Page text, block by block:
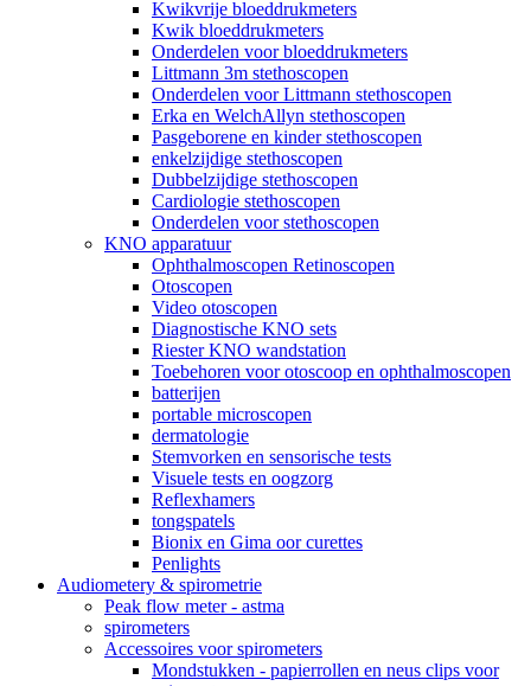
Kwikvrije bloeddrukmeters
Kwik bloeddrukmeters
Onderdelen voor bloeddrukmeters
Littmann 3m stethoscopen
Onderdelen voor Littmann stethoscopen
Erka en WelchAllyn stethoscopen
Pasgeborene en kinder stethoscopen
enkelzijdige stethoscopen
Dubbelzijdige stethoscopen
Cardiologie stethoscopen
Onderdelen voor stethoscopen
KNO apparatuur
Ophthalmoscopen Retinoscopen
Otoscopen
Video otoscopen
Diagnostische KNO sets
Riester KNO wandstation
Toebehoren voor otoscoop en ophthalmoscopen
batterijen
portable microscopen
dermatologie
Stemvorken en sensorische tests
Visuele tests en oogzorg
Reflexhamers
tongspatels
Bionix en Gima oor curettes
Penlights
Audiometery & spirometrie
Peak flow meter - astma
spirometers
Accessoires voor spirometers
Mondstukken - papierrollen en neus clips voor